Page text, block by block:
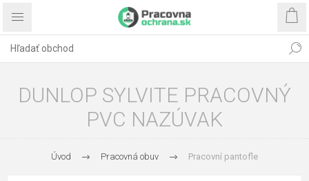
DUNLOP SYLVITE PRACOVNÝ
PVC NAZÚVAK
Úvod Pracovná obuv Pracovní pantofle